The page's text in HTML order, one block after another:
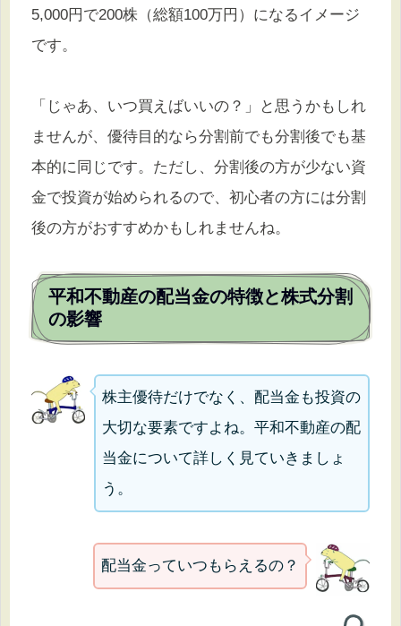
5,000円で200株（総額100万円）になるイメージ
です。
「じゃあ、いつ買えばいいの？」と思うかもしれ
ませんが、優待目的なら分割前でも分割後でも基
本的に同じです。ただし、分割後の方が少ない資
金で投資が始められるので、初心者の方には分割
後の方がおすすめかもしれませんね。
平和不動産の配当金の特徴と株式分割
の影響
株主優待だけでなく、配当金も投資の
大切な要素ですよね。平和不動産の配
当金について詳しく見ていきましょ
う。
配当金っていつもらえるの？